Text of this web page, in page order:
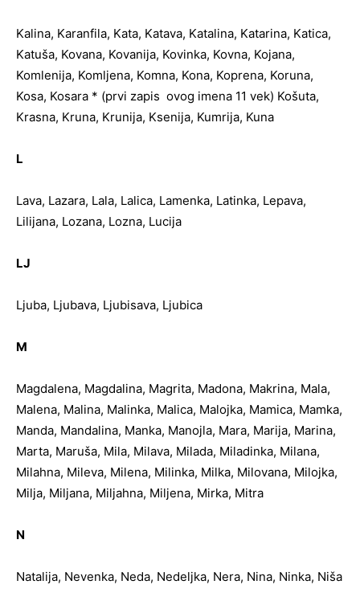
Kalina, Karanfila, Kata, Katava, Katalina, Katarina, Katica,
Katuša, Kovana, Kovanija, Kovinka, Kovna, Kojana,
Komlenija, Komljena, Komna, Kona, Koprena, Koruna,
Kosa, Kosara * (prvi zapis ovog imena 11 vek) Košuta,
Krasna, Kruna, Krunija, Ksenija, Kumrija, Kuna
L
Lava, Lazara, Lala, Lalica, Lamenka, Latinka, Lepava,
Lilijana, Lozana, Lozna, Lucija
LJ
Ljuba, Ljubava, Ljubisava, Ljubica
M
Magdalena, Magdalina, Magrita, Madona, Makrina, Mala,
Malena, Malina, Malinka, Malica, Malojka, Mamica, Mamka,
Manda, Mandalina, Manka, Manojla, Mara, Marija, Marina,
Marta, Maruša, Mila, Milava, Milada, Miladinka, Milana,
Milahna, Mileva, Milena, Milinka, Milka, Milovana, Milojka,
Milja, Miljana, Miljahna, Miljena, Mirka, Mitra
N
Natalija, Nevenka, Neda, Nedeljka, Nera, Nina, Ninka, Niša